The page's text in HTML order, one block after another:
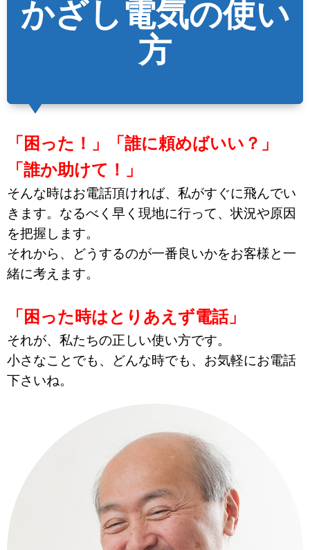
かざし電気の使い
方
「困った！」「誰に頼めばいい？」
「誰か助けて！」
そんな時はお電話頂ければ、私がすぐに飛んでい
きます。なるべく早く現地に行って、状況や原因
を把握します。
それから、どうするのが一番良いかをお客様と一
緒に考えます。
「困った時はとりあえず電話」
それが、私たちの正しい使い方です。
小さなことでも、どんな時でも、お気軽にお電話
下さいね。